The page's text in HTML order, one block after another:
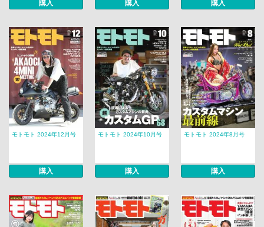
購入 購入 購入
モトモト 2024年12月号
購入
モトモト 2024年10月号
購入
モトモト 2024年8月号
購入